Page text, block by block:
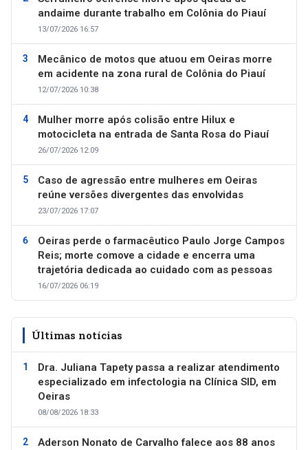
andaime durante trabalho em Colônia do Piauí
13/07/2026 16:57
Mecânico de motos que atuou em Oeiras morre
em acidente na zona rural de Colônia do Piauí
12/07/2026 10:38
Mulher morre após colisão entre Hilux e
motocicleta na entrada de Santa Rosa do Piauí
26/07/2026 12:09
Caso de agressão entre mulheres em Oeiras
reúne versões divergentes das envolvidas
23/07/2026 17:07
Oeiras perde o farmacêutico Paulo Jorge Campos
Reis; morte comove a cidade e encerra uma
trajetória dedicada ao cuidado com as pessoas
16/07/2026 06:19
Últimas notícias
Dra. Juliana Tapety passa a realizar atendimento
especializado em infectologia na Clínica SID, em
Oeiras
08/08/2026 18:33
Aderson Nonato de Carvalho falece aos 88 anos